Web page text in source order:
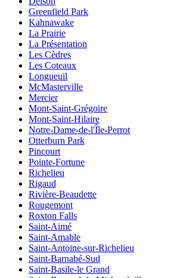
Greenfield Park
Kahnawake
La Prairie
La Présentation
Les Cèdres
Les Coteaux
Longueuil
McMasterville
Mercier
Mont-Saint-Grégoire
Mont-Saint-Hilaire
Notre-Dame-de-l'Île-Perrot
Otterburn Park
Pincourt
Pointe-Fortune
Richelieu
Rigaud
Rivière-Beaudette
Rougemont
Roxton Falls
Saint-Aimé
Saint-Amable
Saint-Antoine-sur-Richelieu
Saint-Barnabé-Sud
Saint-Basile-le Grand